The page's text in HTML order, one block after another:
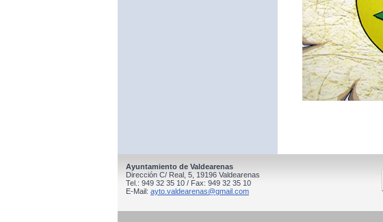
Ayuntamiento de Valdearenas
Dirección C/ Real, 5, 19196 Valdearenas
Tel.: 949 32 35 10 / Fax: 949 32 35 10
E-Mail: ayto.valdearenas@gmail.com